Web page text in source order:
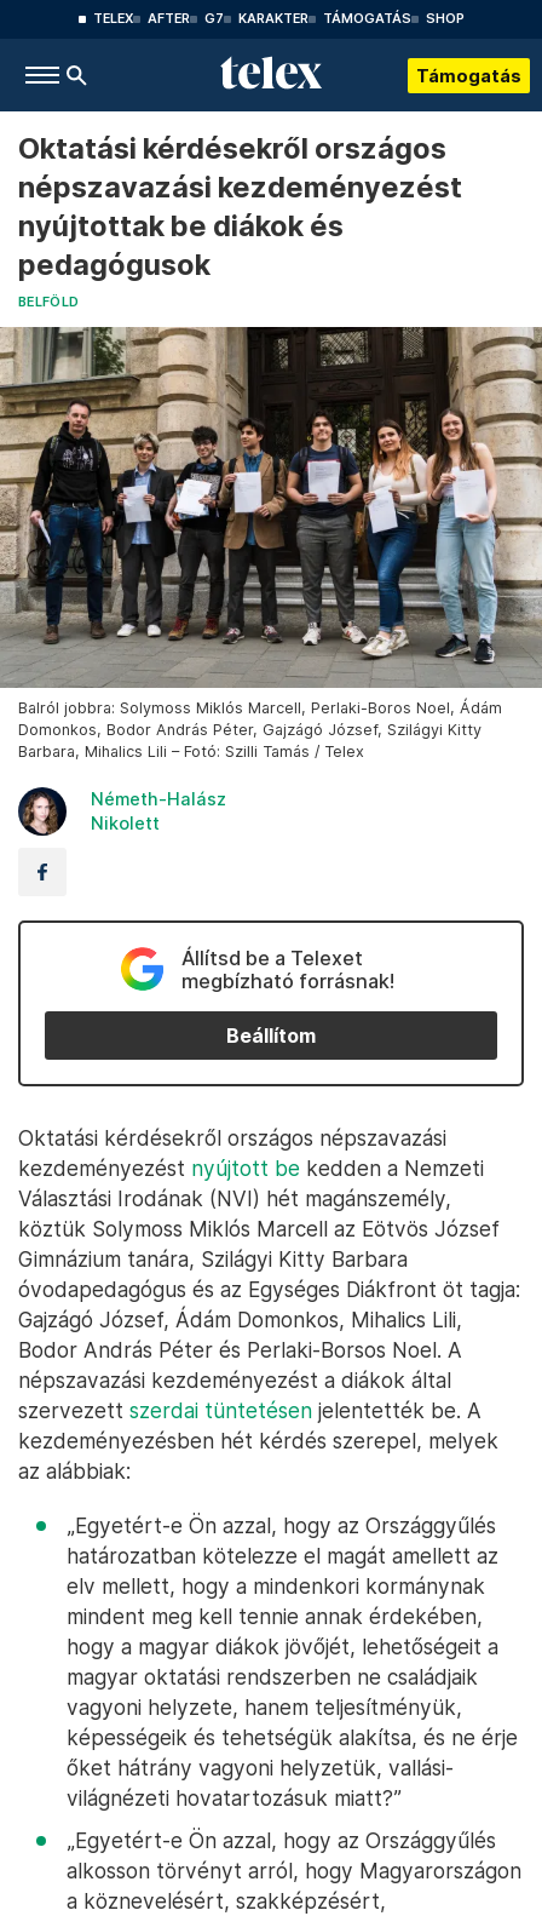
TELEX AFTER G7 KARAKTER TÁMOGATÁS SHOP
Támogatás
Oktatási kérdésekről országos
népszavazási kezdeményezést
nyújtottak be diákok és
pedagógusok
BELFÖLD
Balról jobbra: Solymoss Miklós Marcell, Perlaki-Boros Noel, Ádám
Domonkos, Bodor András Péter, Gajzágó József, Szilágyi Kitty
Barbara, Mihalics Lili – Fotó: Szilli Tamás / Telex
Németh-Halász
Nikolett
Állítsd be a Telexet
megbízható forrásnak!
Beállítom
Oktatási kérdésekről országos népszavazási
kezdeményezést nyújtott be kedden a Nemzeti
Választási Irodának (NVI) hét magánszemély,
köztük Solymoss Miklós Marcell az Eötvös József
Gimnázium tanára, Szilágyi Kitty Barbara
óvodapedagógus és az Egységes Diákfront öt tagja:
Gajzágó József, Ádám Domonkos, Mihalics Lili,
Bodor András Péter és Perlaki-Borsos Noel. A
népszavazási kezdeményezést a diákok által
szervezett szerdai tüntetésen jelentették be. A
kezdeményezésben hét kérdés szerepel, melyek
az alábbiak:
„Egyetért-e Ön azzal, hogy az Országgyűlés
határozatban kötelezze el magát amellett az
elv mellett, hogy a mindenkori kormánynak
mindent meg kell tennie annak érdekében,
hogy a magyar diákok jövőjét, lehetőségeit a
magyar oktatási rendszerben ne családjaik
vagyoni helyzete, hanem teljesítményük,
képességeik és tehetségük alakítsa, és ne érje
őket hátrány vagyoni helyzetük, vallási-
világnézeti hovatartozásuk miatt?”
„Egyetért-e Ön azzal, hogy az Országgyűlés
alkosson törvényt arról, hogy Magyarországon
a köznevelésért, szakképzésért,